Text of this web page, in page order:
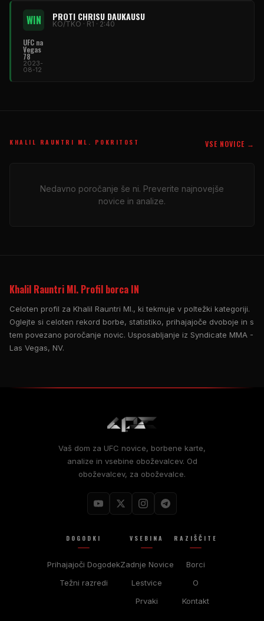
WIN PROTI CHRISU DAUKAUSU
KO/TKO · R1 · 2:40
UFC na
Vegas
78
2023-
08-12
KHALIL RAUNTRI ML. POKRITOST VSE NOVICE →
Nedavno poročanje še ni. Preverite najnovejše
novice in analize.
Khalil Rauntri Ml. Profil borca IN
Celoten profil za Khalil Rauntri Ml., ki tekmuje v poltežki kategoriji.
Oglejte si celoten rekord borbe, statistiko, prihajajoče dvoboje in s
tem povezano poročanje novic. Usposabljanje iz Syndicate MMA -
Las Vegas, NV.
Vaš dom za UFC novice, borbene karte,
analize in vsebine oboževalcev. Od
oboževalcev, za oboževalce.
DOGODKI
Prihajajoči Dogodek
Težni razredi
VSEBINA
Zadnje Novice
Lestvice
Prvaki
RAZIŠČITE
Borci
O
Kontakt